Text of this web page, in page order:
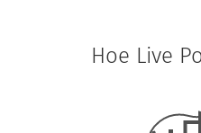
Hoe Live